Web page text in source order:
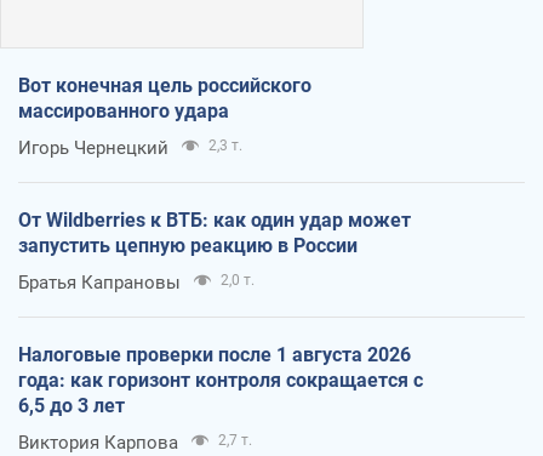
Вот конечная цель российского
массированного удара
Игорь Чернецкий 2,3 т.
От Wildberries к ВТБ: как один удар может
запустить цепную реакцию в России
Братья Капрановы 2,0 т.
Налоговые проверки после 1 августа 2026
года: как горизонт контроля сокращается с
6,5 до 3 лет
Виктория Карпова 2,7 т.